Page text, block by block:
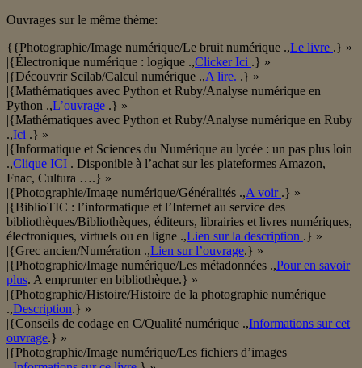
Ouvrages sur le même thème:
{{Photographie/Image numérique/Le bruit numérique .,Le livre .} »
|{Électronique numérique : logique .,Clicker Ici .} »
|{Découvrir Scilab/Calcul numérique .,A lire. .} »
|{Mathématiques avec Python et Ruby/Analyse numérique en
Python .,L’ouvrage .} »
|{Mathématiques avec Python et Ruby/Analyse numérique en Ruby
.,Ici .} »
|{Informatique et Sciences du Numérique au lycée : un pas plus loin
.,Clique ICI . Disponible à l’achat sur les plateformes Amazon,
Fnac, Cultura ….} »
|{Photographie/Image numérique/Généralités .,A voir .} »
|{BiblioTIC : l’informatique et l’Internet au service des
bibliothèques/Bibliothèques, éditeurs, librairies et livres numériques,
électroniques, virtuels ou en ligne .,Lien sur la description .} »
|{Grec ancien/Numération .,Lien sur l’ouvrage.} »
|{Photographie/Image numérique/Les métadonnées .,Pour en savoir
plus. A emprunter en bibliothèque.} »
|{Photographie/Histoire/Histoire de la photographie numérique
.,Description.} »
|{Conseils de codage en C/Qualité numérique .,Informations sur cet
ouvrage.} »
|{Photographie/Image numérique/Les fichiers d’images